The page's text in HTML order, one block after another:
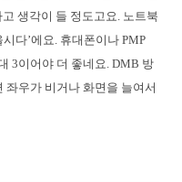
생각이 들 정도고요. 노트북
다’에요. 휴대폰이나 PMP
3이어야 더 좋네요. DMB 방
좌우가 비거나 화면을 늘여서